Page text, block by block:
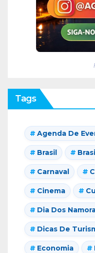
Tags
Agenda De
Brasil
Carnaval
Cinema
Dia Dos
Dicas De
Economia